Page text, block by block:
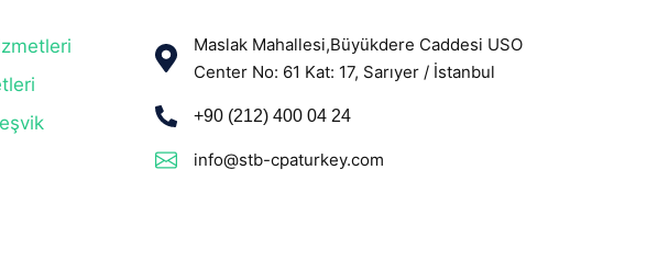
Maslak Mahallesi,Büyükdere Caddesi USO
Center No: 61 Kat: 17, Sarıyer / İstanbul
+90 (212) 400 04 24
info@stb-cpaturkey.com